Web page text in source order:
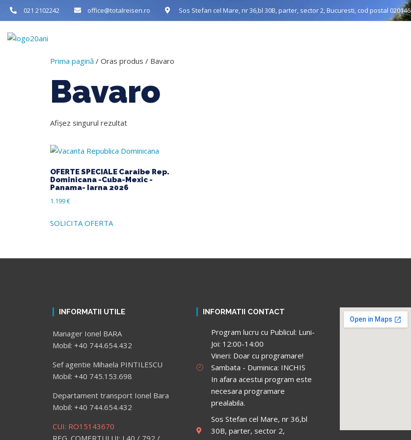
021 2102242 office@totalreisen.ro Sos Stefan cel Mare, nr 36,bl 30B, parter, sector 2, Bucuresti, cod postal 020146
Prima pagină / Oras produs / Bavaro
Bavaro
Afișez singurul rezultat
OFERTE SPECIALE Caraibe Rep.
Dominicana -Cuba-Mexic -
Panama- Iarna 2026
1.199€
SOLICITA OFERTA
INFORMATII UTILE
Manager Ionel BARA
Mobil: +40 744.654.432
Sef agentie Mihaela PINTILESCU
Mobil: +40 745.153.698
Departament transport Ionel Bara
Mobil: +40 744.654.432
CUI: RO15143670
INFORMATII CONTACT
Program lucru cu Publicul: Luni-
Joi: 12:00-14:00
Vineri: Doar cu programare!
Sambata - Duminica: INCHIS
In afara acestui program este
necesara programare
prealabila.
Sos Stefan cel Mare, nr 36,bl
30B, parter, sector 2,